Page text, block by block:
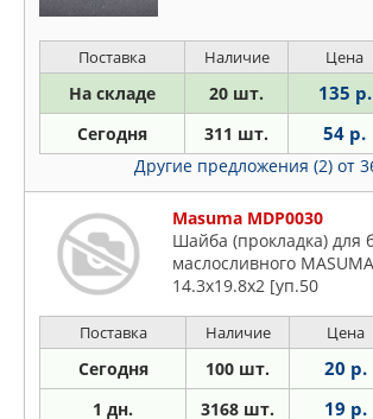
Поставка Наличие Цена
На складе 20 шт. 135 р.
Сегодня 311 шт. 54 р.
Другие предложения (2) от
Masuma MDP0030
Шайба (прокладка) для
маслосливного
14.3x19.8x2 [уп.50
Поставка Наличие Цена
Сегодня 100 шт. 20 р.
1 дн. 3168 шт. 19 р.